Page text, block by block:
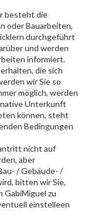
besteht die
oder Bauarbeiten,
durchgeführt
und werden
informiert.
die sich
wir Sie so
möglich, werden
Unterkunft
können, steht
Bedingungen
nicht auf
aber
/ Gebäude- /
bitten wir Sie,
GabiMiguel zu
einstelleen